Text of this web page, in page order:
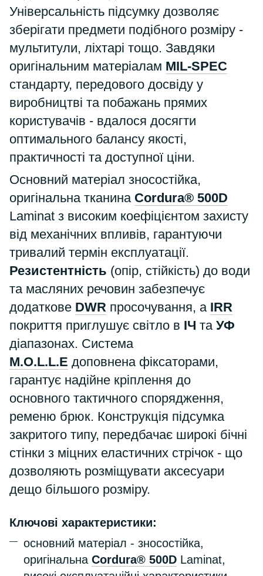
Універсальність підсумку дозволяє
зберігати предмети подібного розміру -
мультитули, ліхтарі тощо. Завдяки
оригінальним матеріалам MIL-SPEC
стандарту, передового досвіду у
виробництві та побажань прямих
користувачів - вдалося досягти
оптимального балансу якості,
практичності та доступної ціни.
Основний матеріал зносостійка,
оригінальна тканина Cordura® 500D
Laminat з високим коефіцієнтом захисту
від механічних впливів, гарантуючи
тривалий термін експлуатації.
Резистентність (опір, стійкість) до води
та масляних речовин забезпечує
додаткове DWR просочування, а IRR
покриття приглушує світло в ІЧ та УФ
діапазонах. Система
M.O.L.L.E доповнена фіксаторами,
гарантує надійне кріплення до
основного тактичного спорядження,
ременю брюк. Конструкція підсумка
закритого типу, передбачає широкі бічні
стінки з міцних еластичних стрічок - що
дозволяють розміщувати аксесуари
дещо більшого розміру.
Ключові характеристики:
основний матеріал - зносостійка,
оригінальна Cordura® 500D Laminat,